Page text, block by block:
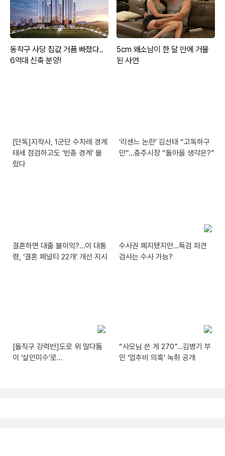
[단독]지작사, 1군단 수차례 경계
태세 점검하고도 ‘빈총 경계’ 몰
랐다
‘리센느 논란’ 김선태 “고독하구
만”…충주시장 “돌아올 생각은?”
결혼하면 대출 불이익?…이 대통
령, ‘결혼 페널티 22개’ 개선 지시
수사권 폐지됐지만…특검 파견
검사는 수사 가능?
[돌직구 강력반]도로 위 말다툼
이 ‘살인미수’로…
“사모님 쓴 게 270”…김병기 부
인 ‘업추비 의혹’ 녹취 공개